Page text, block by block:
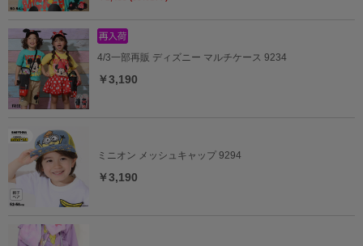
4/3一部再販 ディズニー マルチケース 9234
￥3,190
ミニオン メッシュキャップ 9294
￥3,190